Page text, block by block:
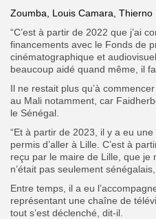
Zoumba, Louis Camara,
“C’est à partir de 2022 que j’ai
financements avec le Fonds de
cinématographique et
beaucoup aidé quand même, il
Il ne restait plus qu’à
au Mali notamment, car
le Sénégal.
“Et à partir de 2023, il y a eu
permis d’aller à Lille. C’est à
reçu par le maire de Lille, que je
n’était pas seulement
Entre temps, il a eu
représentant une chaîne de
tout s’est déclenché, dit-il.